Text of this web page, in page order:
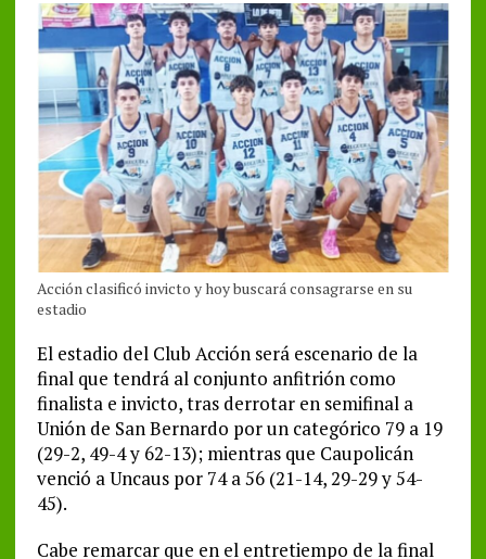
Acción clasificó invicto y hoy buscará consagrarse en su
estadio
El estadio del Club Acción será escenario de la
final que tendrá al conjunto anfitrión como
finalista e invicto, tras derrotar en semifinal a
Unión de San Bernardo por un categórico 79 a 19
(29-2, 49-4 y 62-13); mientras que Caupolicán
venció a Uncaus por 74 a 56 (21-14, 29-29 y 54-
45).
Cabe remarcar que en el entretiempo de la final